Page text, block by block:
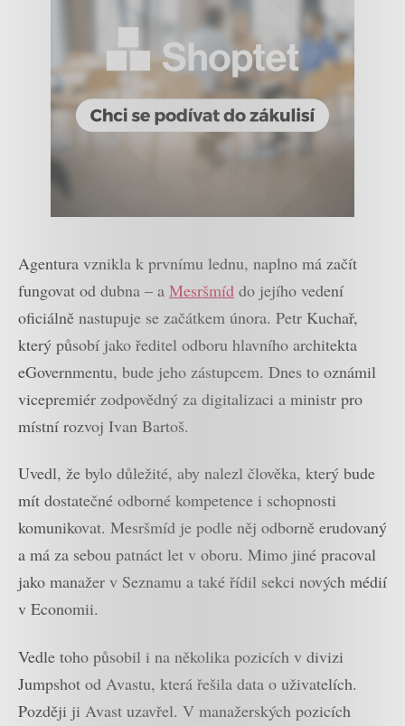
Agentura vznikla k prvnímu lednu, naplno má začít
fungovat od dubna – a Mesršmíd do jejího vedení
oficiálně nastupuje se začátkem února. Petr Kuchař,
který působí jako ředitel odboru hlavního architekta
eGovernmentu, bude jeho zástupcem. Dnes to oznámil
vicepremiér zodpovědný za digitalizaci a ministr pro
místní rozvoj Ivan Bartoš.
Uvedl, že bylo důležité, aby nalezl člověka, který bude
mít dostatečné odborné kompetence i schopnosti
komunikovat. Mesršmíd je podle něj odborně erudovaný
a má za sebou patnáct let v oboru. Mimo jiné pracoval
jako manažer v Seznamu a také řídil sekci nových médií
v Economii.
Vedle toho působil i na několika pozicích v divizi
Jumpshot od Avastu, která řešila data o uživatelích.
Později ji Avast uzavřel. V manažerských pozicích